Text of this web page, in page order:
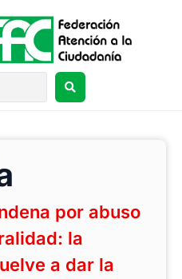
por abuso
la
a dar la